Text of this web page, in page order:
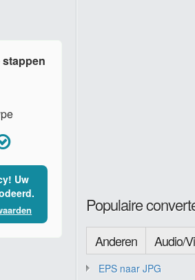
0
Uw
Populaire
Anderen Audio/
EPS naar JPG